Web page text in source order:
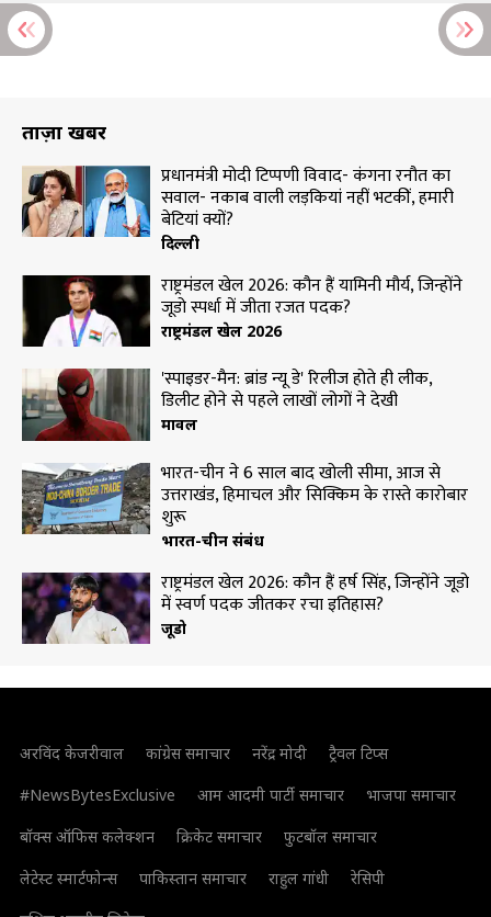
ताज़ा खबरें
प्रधानमंत्री मोदी टिप्पणी विवाद- कंगना रनौत का
सवाल- नकाब वाली लड़कियां नहीं भटकीं, हमारी
बेटियां क्यों?
दिल्ली
राष्ट्रमंडल खेल 2026: कौन हैं यामिनी मौर्य, जिन्होंने
जूडो स्पर्धा में जीता रजत पदक?
राष्ट्रमंडल खेल 2026
'स्पाइडर-मैन: ब्रांड न्यू डे' रिलीज होते ही लीक,
डिलीट होने से पहले लाखों लोगों ने देखी
मार्वल
भारत-चीन ने 6 साल बाद खोली सीमा, आज से
उत्तराखंड, हिमाचल और सिक्किम के रास्ते कारोबार
शुरू
भारत-चीन संबंध
राष्ट्रमंडल खेल 2026: कौन हैं हर्ष सिंह, जिन्होंने जूडो
में स्वर्ण पदक जीतकर रचा इतिहास?
जूडो
अरविंद केजरीवाल कांग्रेस समाचार नरेंद्र मोदी
ट्रैवल टिप्स
#NewsBytesExclusive
आम आदमी पार्टी समाचार
भाजपा समाचार
बॉक्स ऑफिस कलेक्शन
क्रिकेट समाचार
फुटबॉल समाचार
लेटेस्ट स्मार्टफोन्स
पाकिस्तान समाचार राहुल गांधी
रेसिपी